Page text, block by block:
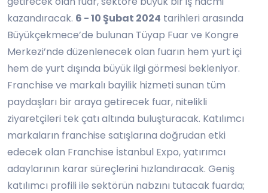
kazandıracak. 6 - 10 Şubat 2024 tarihleri arasında
Büyükçekmece’de bulunan Tüyap Fuar ve Kongre
Merkezi’nde düzenlenecek olan fuarın hem yurt içi
hem de yurt dışında büyük ilgi görmesi bekleniyor.
Franchise ve markalı bayilik hizmeti sunan tüm
paydaşları bir araya getirecek fuar, nitelikli
ziyaretçileri tek çatı altında buluşturacak. Katılımcı
markaların franchise satışlarına doğrudan etki
edecek olan Franchise İstanbul Expo, yatırımcı
adaylarının karar süreçlerini hızlandıracak. Geniş
katılımcı profili ile sektörün nabzını tutacak fuarda;